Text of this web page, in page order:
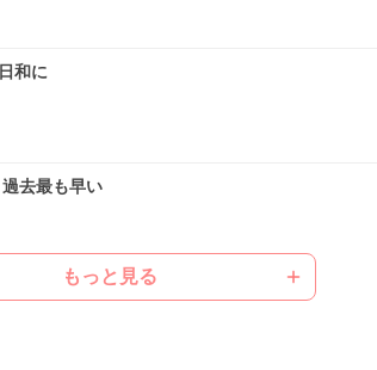
もっと見る
和に
去最も早い
強い体作りを